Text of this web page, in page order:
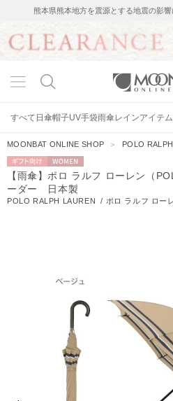
熊本県熊本地方を震源とする地震の影
すべて 日傘帽子UV手袋雨傘レインアイテム
MOONBAT ONLINE SHOP ＞ POLO
ギフト向
け
WOMEN
【雨傘】ポロ ラルフ ローレン（
ーダー 日本製
POLO RALPH LAUREN / ポロ ラルフ ロー